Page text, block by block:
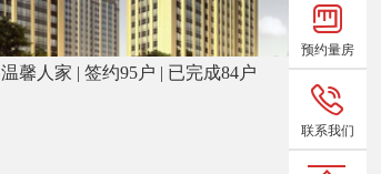
温馨人家 | 签约95户 | 已完成84户
预约量房
联系我们